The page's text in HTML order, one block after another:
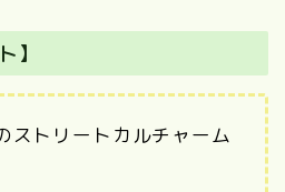
】
ストリートカルチャーム